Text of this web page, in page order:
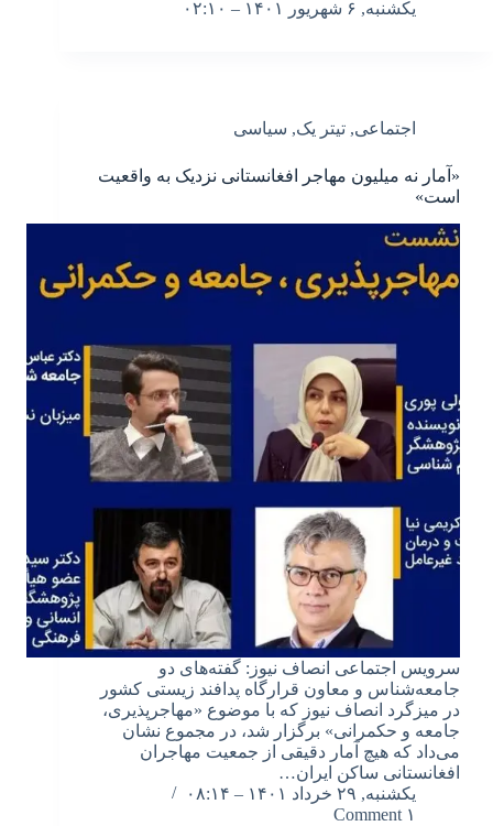
یکشنبه, ۶ شهریور ۱۴۰۱ – ۰۲:۱۰
اجتماعی, تیتر یک, سیاسی
«آمار نه میلیون مهاجر افغانستانی نزدیک به واقعیت
است»
سرویس اجتماعی انصاف نیوز: گفته‌های دو
جامعه‌شناس و معاون قرارگاه پدافند زیستی کشور
در میزگرد انصاف نیوز که با موضوع «مهاجرپذیری،
جامعه و حکمرانی» برگزار شد، در مجموع نشان
می‌داد که هیچ آمار دقیقی از جمعیت مهاجران
افغانستانی ساکن ایران…
یکشنبه, ۲۹ خرداد ۱۴۰۱ – ۰۸:۱۴
۱ Comment